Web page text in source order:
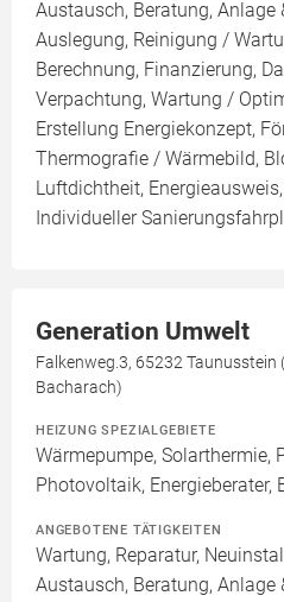
Austausch, Beratung,
Auslegung, Reinigung /
Berechnung, Finanzierung,
Verpachtung, Wartung /
Erstellung Energiekonzept,
Thermografie / Wärmebild,
Luftdichtheit,
Individueller
Generation Umwelt
Falkenweg.3, 65232 Taunusstein
Bacharach)
HEIZUNG SPEZIALGEBIETE
Wärmepumpe, Solarthermie,
Photovoltaik, Energieberater,
ANGEBOTENE TÄTIGKEITEN
Wartung, Reparatur,
Austausch, Beratung,